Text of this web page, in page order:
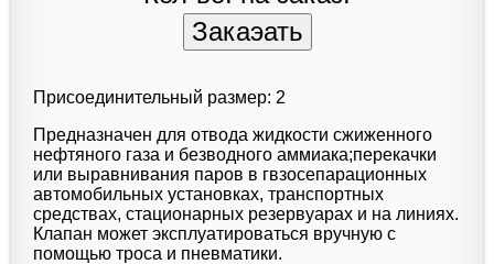
Присоединительный размер: 2
Предназначен для отвода жидкости сжиженного
нефтяного газа и безводного аммиака;перекачки
или выравнивания паров в гвзосепарационных
автомобильных установках, транспортных
средствах, стационарных резервуарах и на линиях.
Клапан может эксплуатироваться вручную с
помощью троса и пневматики.